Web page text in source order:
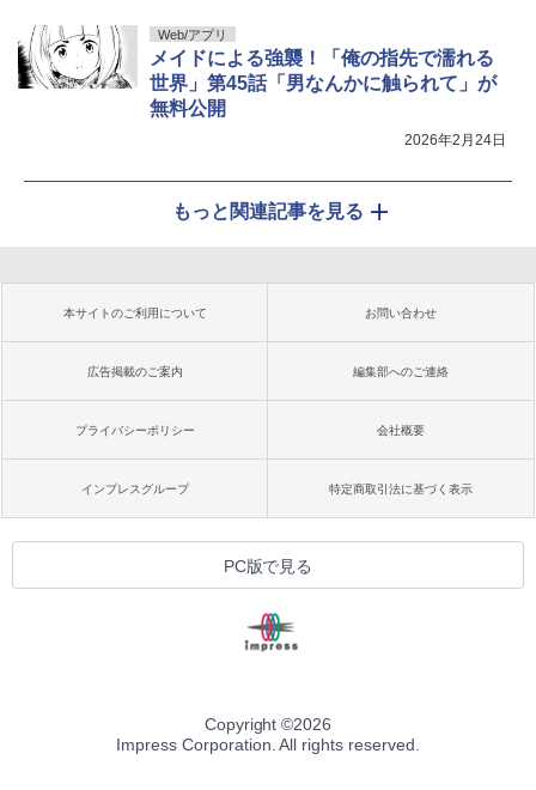
Web/アプリ
メイドによる強襲！「俺の指先で濡れる
世界」第45話「男なんかに触られて」が
無料公開
2026年2月24日
もっと関連記事を見る
本サイトのご利用について お問い合わせ
広告掲載のご案内 編集部へのご連絡
プライバシーポリシー 会社概要
インプレスグループ 特定商取引法に基づく表示
PC版で見る
Copyright ©2026
Impress Corporation. All rights reserved.